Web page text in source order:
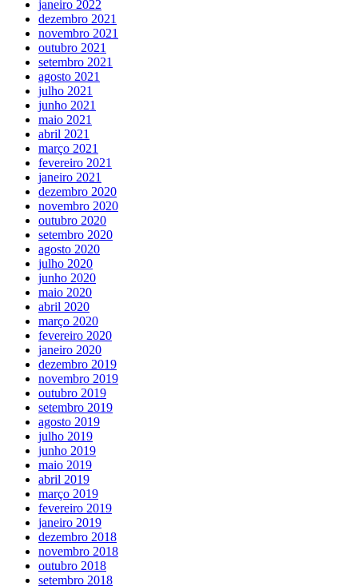
janeiro 2022
dezembro 2021
novembro 2021
outubro 2021
setembro 2021
agosto 2021
julho 2021
junho 2021
maio 2021
abril 2021
março 2021
fevereiro 2021
janeiro 2021
dezembro 2020
novembro 2020
outubro 2020
setembro 2020
agosto 2020
julho 2020
junho 2020
maio 2020
abril 2020
março 2020
fevereiro 2020
janeiro 2020
dezembro 2019
novembro 2019
outubro 2019
setembro 2019
agosto 2019
julho 2019
junho 2019
maio 2019
abril 2019
março 2019
fevereiro 2019
janeiro 2019
dezembro 2018
novembro 2018
outubro 2018
setembro 2018